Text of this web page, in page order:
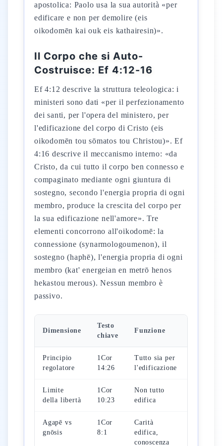
apostolica: Paolo usa la sua autorità «per
edificare e non per demolire (eis
oikodomēn kai ouk eis kathairesin)».
Il Corpo che si Auto-
Costruisce: Ef 4:12-16
Ef 4:12 descrive la struttura teleologica: i
ministeri sono dati «per il perfezionamento
dei santi, per l'opera del ministero, per
l'edificazione del corpo di Cristo (eis
oikodomēn tou sōmatos tou Christou)». Ef
4:16 descrive il meccanismo interno: «da
Cristo, da cui tutto il corpo ben connesso e
compaginato mediante ogni giuntura di
sostegno, secondo l'energia propria di ogni
membro, produce la crescita del corpo per
la sua edificazione nell'amore». Tre
elementi concorrono all'oikodomē: la
connessione (synarmologoumenon), il
sostegno (haphē), l'energia propria di ogni
membro (kat' energeian en metrō henos
hekastou merous). Nessun membro è
passivo.
Dimensione
Testo
chiave
Funzione
Principio
regolatore
1Cor
14:26
Tutto sia per
l'edificazione
Limite
della libertà
1Cor
10:23
Non tutto
edifica
Agapē vs
gnōsis
1Cor
8:1
Carità
edifica,
conoscenza